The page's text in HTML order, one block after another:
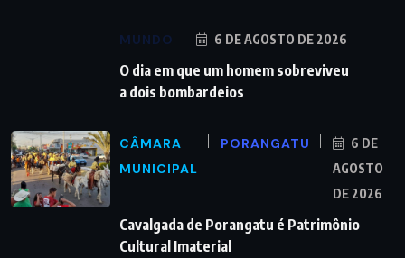
MUNDO 6 DE AGOSTO DE 2026
O dia em que um homem sobreviveu
a dois bombardeios
CÂMARA
MUNICIPAL
PORANGATU
6 DE
AGOSTO
DE 2026
Cavalgada de Porangatu é Patrimônio
Cultural Imaterial